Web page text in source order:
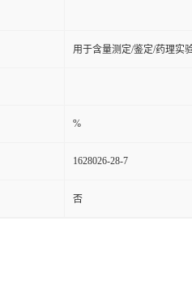
用于含量测定/鉴定/药理实
%
1628026-28-7
否